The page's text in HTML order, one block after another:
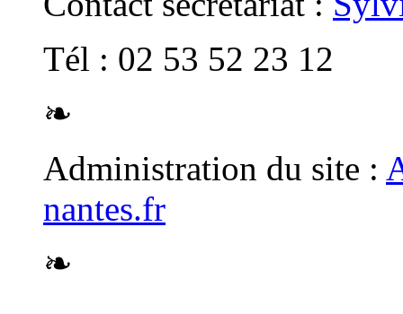
Tél : 02 53 52 23 12
❧
Administration du site :
nantes.fr
❧